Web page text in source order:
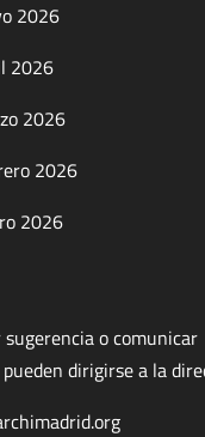
2026
2026
2026
2026
2026
o comunicar
dirigirse a la